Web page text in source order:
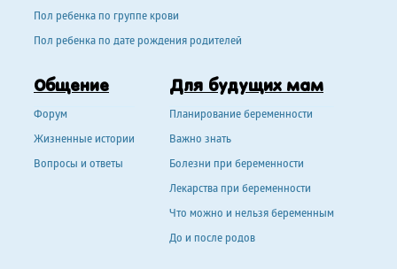
Пол ребенка по группе крови
Пол ребенка по дате рождения родителей
Общение
Форум
Жизненные истории
Вопросы и ответы
Для будущих мам
Планирование беременности
Важно знать
Болезни при беременности
Лекарства при беременности
Что можно и нельзя беременным
До и после родов